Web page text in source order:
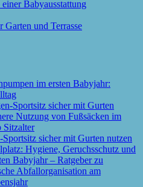
Babyausstattung
Garten und Terrasse
im ersten Babyjahr:
sicher mit Gurten nutzen